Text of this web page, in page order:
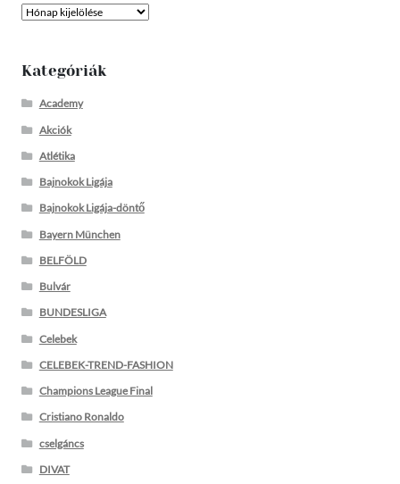
Archívum
Kategóriák
Academy
Akciók
Atlétika
Bajnokok Ligája
Bajnokok Ligája-döntő
Bayern München
BELFÖLD
Bulvár
BUNDESLIGA
Celebek
CELEBEK-TREND-FASHION
Champions League Final
Cristiano Ronaldo
cselgáncs
DIVAT